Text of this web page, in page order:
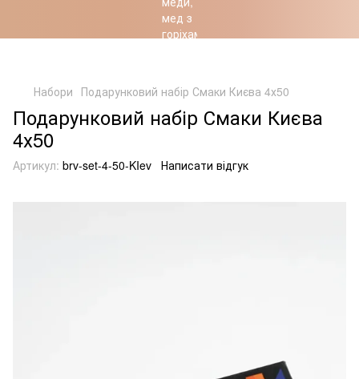
Набори Подарунковий набір Смаки Києва 4х50
Подарунковий набір Смаки Києва
4х50
Артикул: brv-set-4-50-KIev Написати відгук